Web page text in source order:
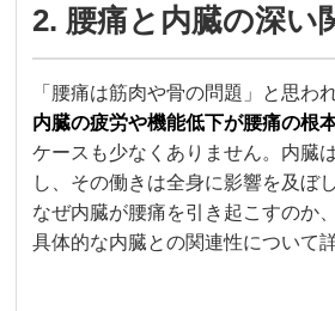
2. 腰痛と内臓の深い
「腰痛は筋肉や骨の問題」と思わ
内臓の疲労や機能低下が腰痛の根
ケースも少なくありません。内臓
し、その働きは全身に影響を及ぼ
なぜ内臓が腰痛を引き起こすのか
具体的な内臓との関連性について